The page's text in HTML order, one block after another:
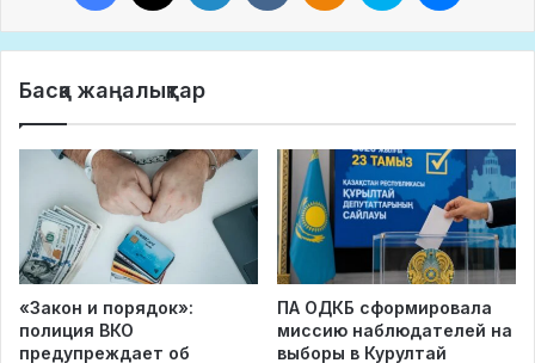
Басқа жаңалықтар
«Закон и порядок»:
полиция ВКО
предупреждает об
ПА ОДКБ сформировала
миссию наблюдателей на
выборы в Курултай